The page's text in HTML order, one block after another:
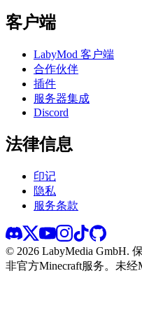
客户端
LabyMod 客户端
合作伙伴
插件
服务器集成
Discord
法律信息
印记
隐私
服务条款
© 2026 LabyMedia GmbH.
非官方Minecraft服务。未经